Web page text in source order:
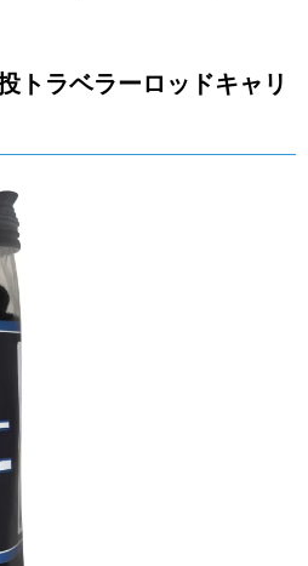
トラベラーロッドキャリ